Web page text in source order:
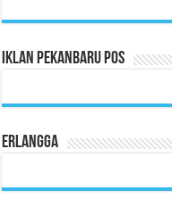
Iklan Pekanbaru Pos
Erlangga